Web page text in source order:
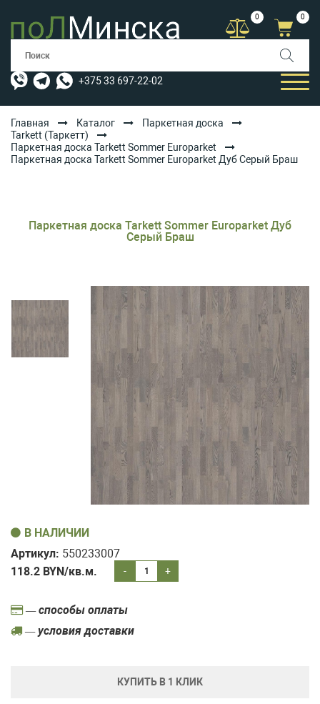
+375 33 697-22-02
КАТАЛОГ
ОПЛАТА/ДОСТАВКА
0 0
Главная Каталог
Паркетная доска
Tarkett (Таркетт)
Паркетная доска Tarkett Sommer Europarket
Паркетная доска Tarkett Sommer Europarket Дуб Серый Браш
Паркетная доска Tarkett Sommer Europarket Дуб
Серый Браш
В НАЛИЧИИ
Артикул: 550233007
118.2 BYN/кв.м. - +
— способы оплаты
— условия доставки
КУПИТЬ В 1 КЛИК